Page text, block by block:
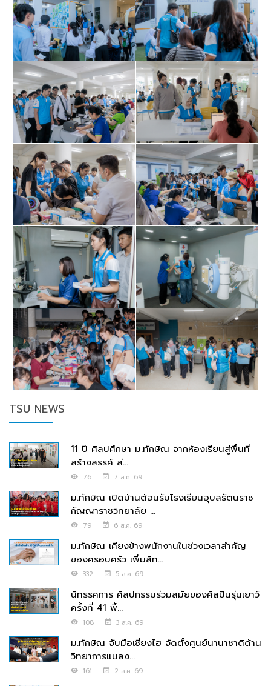
TSU NEWS
11 ปี ศิลปศึกษา ม.ทักษิณ จากห้องเรียนสู่พื้นที่
สร้างสรรค์ ส่...
76 7 ส.ค. 69
ม.ทักษิณ เปิดบ้านต้อนรับโรงเรียนอุบลรัตนราช
กัญญาราชวิทยาลัย ...
79 6 ส.ค. 69
ม.ทักษิณ เคียงข้างพนักงานในช่วงเวลาสำคัญ
ของครอบครัว เพิ่มสิท...
332 5 ส.ค. 69
นิทรรศการ ศิลปกรรมร่วมสมัยของศิลปินรุ่นเยาว์
ครั้งที่ 41 พื้...
108 3 ส.ค. 69
ม.ทักษิณ จับมือเซี่ยงไฮ จัดตั้งศูนย์นานาชาติด้าน
วิทยาการแมลง...
161 2 ส.ค. 69